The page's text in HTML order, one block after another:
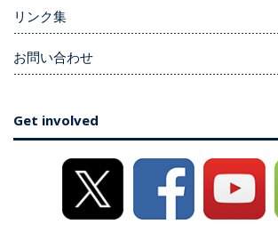
リンク集
お問い合わせ
Get involved